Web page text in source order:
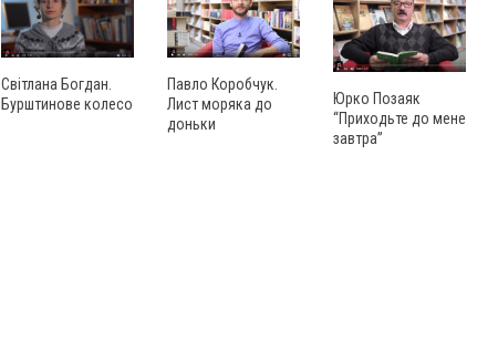
Світлана Богдан.
Бурштинове колесо
Павло Коробчук.
Лист моряка до
доньки
Юрко Позаяк
“Приходьте до мене
завтра”